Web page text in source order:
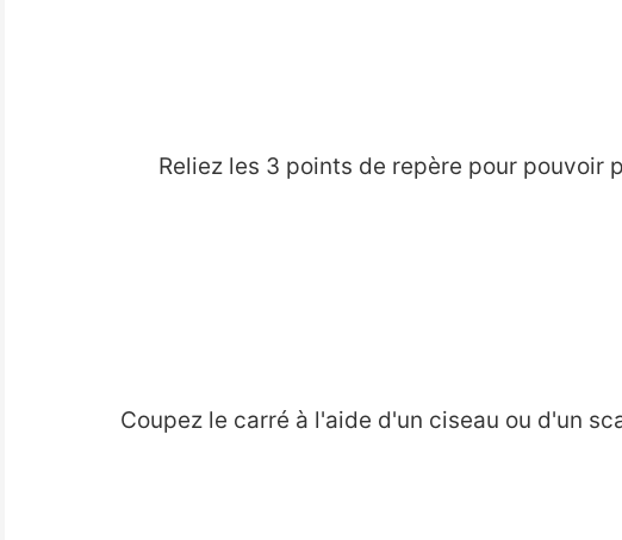
Reliez les 3 points de repère pour pouvoir
Coupez le carré à l'aide d'un ciseau ou d'un